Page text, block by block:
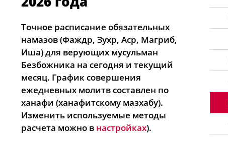
Точное расписание обязательных
намазов (Фаждр, Зухр, Аср, Магриб,
Иша) для верующих мусульман
Безбожника на сегодня и текущий
месяц. График совершения
ежедневных молитв составлен по
ханафи (ханафитскому мазхабу).
Изменить используемые методы
расчета можно в настройках).